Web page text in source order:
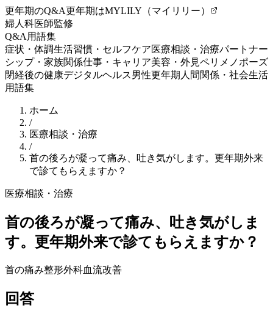
更年期のQ&A更年期はMYLILY（マイリリー）
婦人科医師監修
Q&A 用語集
症状・体調生活習慣・セルフケア医療相談・治療パートナー
シップ・家族関係仕事・キャリア美容・外見ペリメノポーズ
閉経後の健康デジタルヘルス男性更年期 人間関係・社会生活
用語集
ホーム
/
医療相談・治療
/
首の後ろが凝って痛み、吐き気がします。更年期外来
で診てもらえますか？
医療相談・治療
首の後ろが凝って痛み、吐き気がしま
す。更年期外来で診てもらえますか？
首の痛み整形外科血流改善
回答